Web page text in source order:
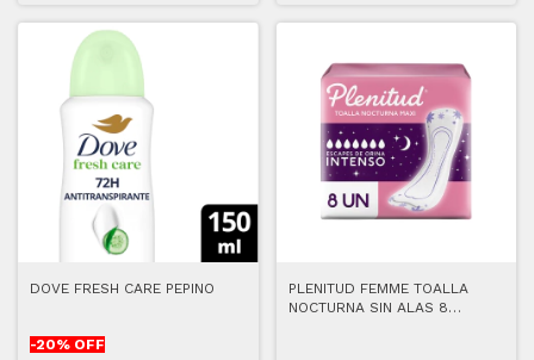
DOVE FRESH CARE PEPINO
-20% OFF
PLENITUD FEMME TOALLA
NOCTURNA SIN ALAS 8